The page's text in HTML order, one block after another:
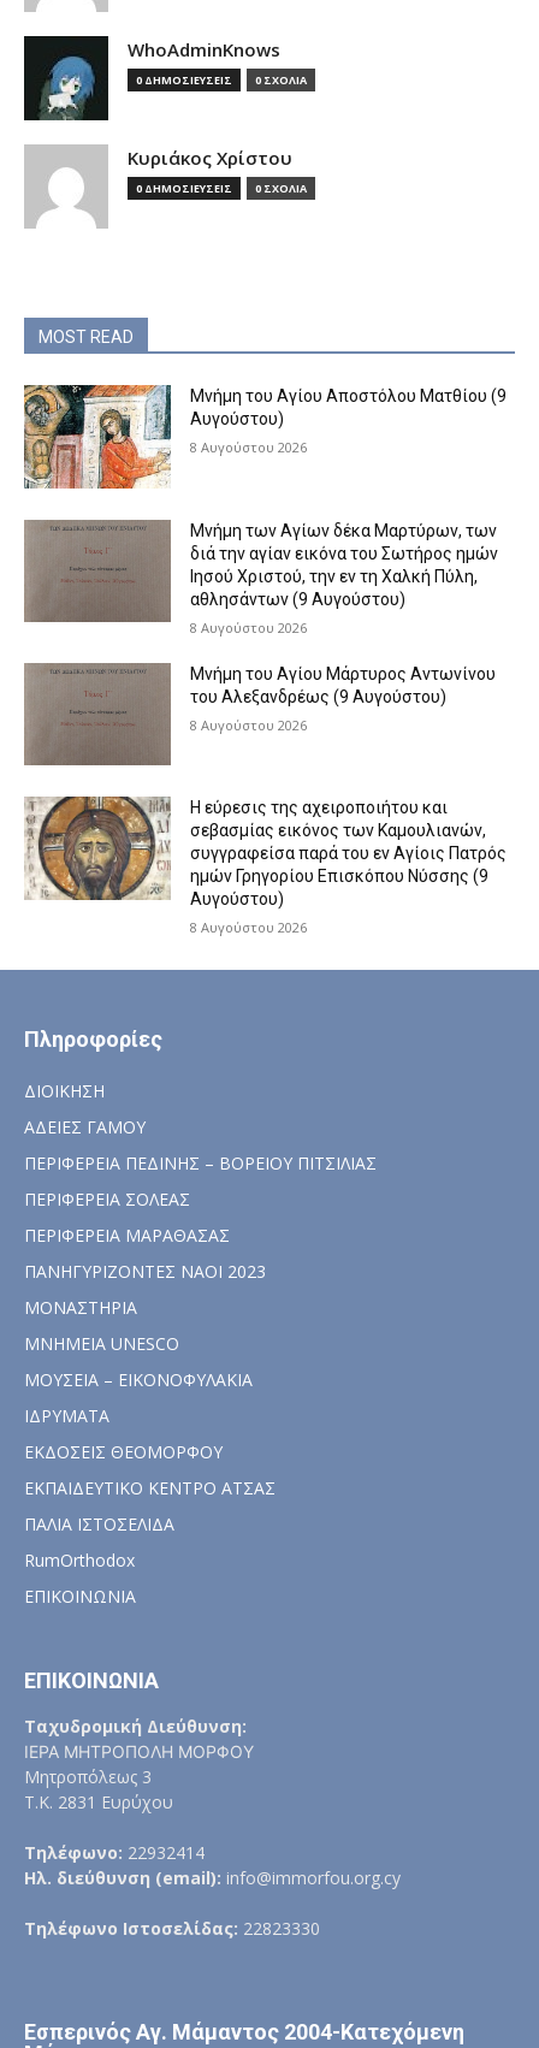
WhoAdminKnows
0 ΔΗΜΟΣΙΕΥΣΕΙΣ 0 ΣΧΟΛΙΑ
Κυριάκος Χρίστου
0 ΔΗΜΟΣΙΕΥΣΕΙΣ 0 ΣΧΟΛΙΑ
MOST READ
Μνήμη του Aγίου Aποστόλου Mατθίου (9
Αυγούστου)
8 Αυγούστου 2026
Μνήμη των Aγίων δέκα Mαρτύρων, των
διά την αγίαν εικόνα του Σωτήρος ημών
Iησού Xριστού, την εν τη Xαλκή Πύλη,
αθλησάντων (9 Αυγούστου)
8 Αυγούστου 2026
Μνήμη του Αγίου Μάρτυρος Αντωνίνου
του Αλεξανδρέως (9 Αυγούστου)
8 Αυγούστου 2026
H εύρεσις της αχειροποιήτου και
σεβασμίας εικόνος των Kαμουλιανών,
συγγραφείσα παρά του εν Aγίοις Πατρός
ημών Γρηγορίου Eπισκόπου Nύσσης (9
Αυγούστου)
8 Αυγούστου 2026
Πληροφορίες
ΔΙΟΙΚΗΣΗ
ΑΔΕΙΕΣ ΓΑΜΟΥ
ΠΕΡΙΦΕΡΕΙΑ ΠΕΔΙΝΗΣ – ΒΟΡΕΙΟΥ ΠΙΤΣΙΛΙΑΣ
ΠΕΡΙΦΕΡΕΙΑ ΣΟΛΕΑΣ
ΠΕΡΙΦΕΡΕΙΑ ΜΑΡΑΘΑΣΑΣ
ΠΑΝΗΓΥΡΙΖΟΝΤΕΣ ΝΑΟΙ 2023
ΜΟΝΑΣΤΗΡΙΑ
ΜΝΗΜΕΙΑ UNESCO
ΜΟΥΣΕΙΑ – ΕΙΚΟΝΟΦΥΛΑΚΙΑ
ΙΔΡΥΜΑΤΑ
ΕΚΔΟΣΕΙΣ ΘΕΟΜΟΡΦΟΥ
ΕΚΠΑΙΔΕΥΤΙΚΟ ΚΕΝΤΡΟ ΑΤΣΑΣ
ΠΑΛΙΑ ΙΣΤΟΣΕΛΙΔΑ
RumOrthodox
ΕΠΙΚΟΙΝΩΝΙΑ
ΕΠΙΚΟΙΝΩΝΙΑ
Ταχυδρομική Διεύθυνση:
ΙΕΡΑ ΜΗΤΡΟΠΟΛΗ ΜΟΡΦΟΥ
Μητροπόλεως 3
Τ.Κ. 2831 Ευρύχου
Τηλέφωνο: 22932414
Ηλ. διεύθυνση (email): info@immorfou.org.cy
Τηλέφωνο Ιστοσελίδας: 22823330
Εσπερινός Αγ. Μάμαντος 2004-Κατεχόμενη